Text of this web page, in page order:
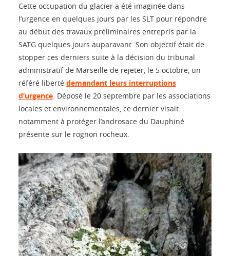
Cette occupation du glacier a été imaginée dans
l’urgence en quelques jours par les SLT pour répondre
au début des travaux préliminaires entrepris par la
SATG quelques jours auparavant. Son objectif était de
stopper ces derniers suite à la décision du tribunal
administratif de Marseille de rejeter, le 5 octobre, un
référé liberté demandant leurs interruptions
d’urgence. Déposé le 20 septembre par les associations
locales et environnementales, ce dernier visait
notamment à protéger l’androsace du Dauphiné
présente sur le rognon rocheux.